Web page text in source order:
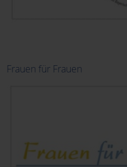
Frauen für Frauen